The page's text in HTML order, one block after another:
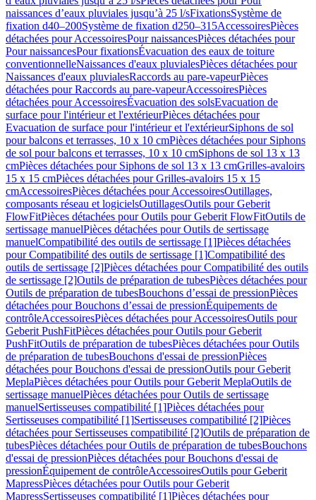
naissances d’eaux pluviales jusqu’à 25 l/sFixationsSystème de
fixation d40–200Système de fixation d250–315AccessoiresPièces
détachées pour AccessoiresPour naissancesPièces détachées pour
Pour naissancesPour fixationsÉvacuation des eaux de toiture
conventionnelleNaissances d'eaux pluvialesPièces détachées pour
Naissances d'eaux pluvialesRaccords au pare-vapeurPièces
détachées pour Raccords au pare-vapeurAccessoiresPièces
détachées pour AccessoiresÉvacuation des solsEvacuation de
surface pour l'intérieur et l'extérieurPièces détachées pour
Evacuation de surface pour l'intérieur et l'extérieurSiphons de sol
pour balcons et terrasses, 10 x 10 cmPièces détachées pour Siphons
de sol pour balcons et terrasses, 10 x 10 cmSiphons de sol 13 x 13
cmPièces détachées pour Siphons de sol 13 x 13 cmGrilles-avaloirs
15 x 15 cmPièces détachées pour Grilles-avaloirs 15 x 15
cmAccessoiresPièces détachées pour AccessoiresOutillages,
composants réseau et logicielsOutillagesOutils pour Geberit
FlowFitPièces détachées pour Outils pour Geberit FlowFitOutils de
sertissage manuelPièces détachées pour Outils de sertissage
manuelCompatibilité des outils de sertissage [1]Pièces détachées
pour Compatibilité des outils de sertissage [1]Compatibilité des
outils de sertissage [2]Pièces détachées pour Compatibilité des outils
de sertissage [2]Outils de préparation de tubesPièces détachées pour
Outils de préparation de tubesBouchons d’essai de pressionPièces
détachées pour Bouchons d’essai de pressionÉquipements de
contrôleAccessoiresPièces détachées pour AccessoiresOutils pour
Geberit PushFitPièces détachées pour Outils pour Geberit
PushFitOutils de préparation de tubesPièces détachées pour Outils
de préparation de tubesBouchons d'essai de pressionPièces
détachées pour Bouchons d'essai de pressionOutils pour Geberit
MeplaPièces détachées pour Outils pour Geberit MeplaOutils de
sertissage manuelPièces détachées pour Outils de sertissage
manuelSertisseuses compatibilité [1]Pièces détachées pour
Sertisseuses compatibilité [1]Sertisseuses compatibilité [2]Pièces
détachées pour Sertisseuses compatibilité [2]Outils de préparation de
tubesPièces détachées pour Outils de préparation de tubesBouchons
d'essai de pressionPièces détachées pour Bouchons d'essai de
pressionÉquipement de contrôleAccessoiresOutils pour Geberit
MapressPièces détachées pour Outils pour Geberit
MapressSertisseuses compatibilité [1]Pièces détachées pour